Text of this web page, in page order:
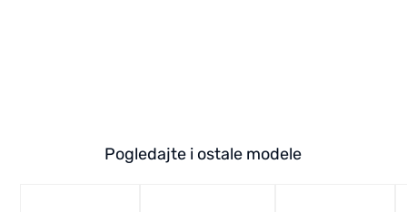
Pogledajte i ostale modele